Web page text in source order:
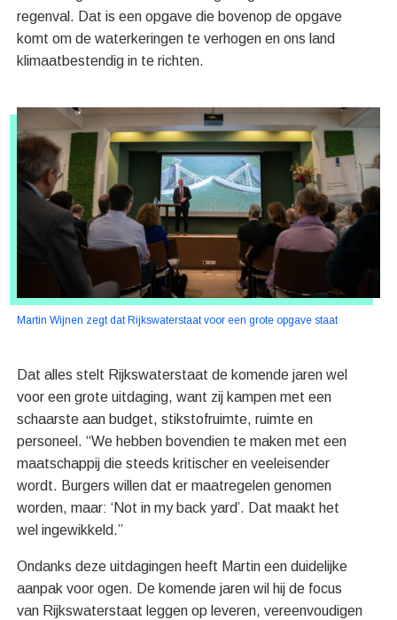
regenval. Dat is een opgave die bovenop de opgave
komt om de waterkeringen te verhogen en ons land
klimaatbestendig in te richten.
Martin Wijnen zegt dat Rijkswaterstaat voor een grote opgave staat
Dat alles stelt Rijkswaterstaat de komende jaren wel
voor een grote uitdaging, want zij kampen met een
schaarste aan budget, stikstofruimte, ruimte en
personeel. “We hebben bovendien te maken met een
maatschappij die steeds kritischer en veeleisender
wordt. Burgers willen dat er maatregelen genomen
worden, maar: ‘Not in my back yard’. Dat maakt het
wel ingewikkeld.”
Ondanks deze uitdagingen heeft Martin een duidelijke
aanpak voor ogen. De komende jaren wil hij de focus
van Rijkswaterstaat leggen op leveren, vereenvoudigen